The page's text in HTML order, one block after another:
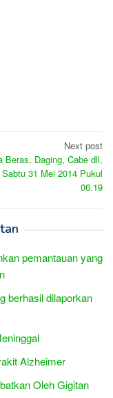
Next post
Beras, Daging, Cabe dll,
31 Mei 2014 Pukul
06.19
pemantauan yang
berhasil dilaporkan
Alzheimer
Oleh Gigitan